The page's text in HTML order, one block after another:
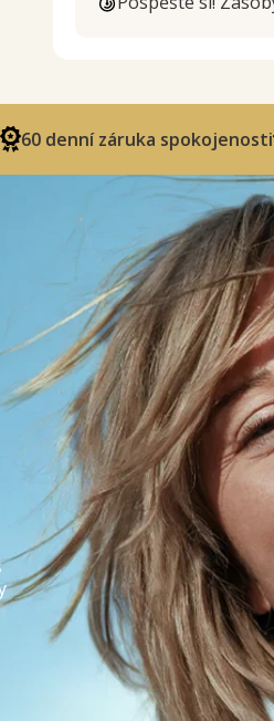
záruka spokojenosti 60
Doprava zdarmaDárek
10% sleva
15% sleva
kolo štěstí–